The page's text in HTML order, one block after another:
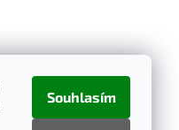
Souhlasím